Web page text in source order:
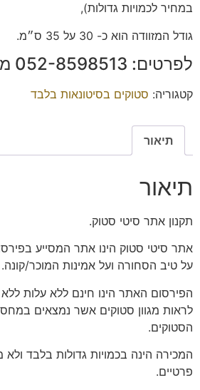
במחיר לכמויות גדולות),
גודל המזוודה הוא כ- 30 על 35 ס״מ.
לפרטים: ‭052-8598513‬ מתן.
קטגוריה: סטוקים בסיטונאות בלבד
תיאור
תיאור
תקנון אתר סיטי סטוק.
אתר סיטי סטוק הינו אתר המסייע
על טיב הסחורה ועל אמינות המוכר/קונה.
הפירסום האתר הינו חינם ללא עלות
לראות מגוון סטוקים אשר נמצאים
הסטוקים.
המכירה הינה בכמויות גדולות בלבד ולא
פרטיים.